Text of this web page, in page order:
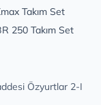
Takım Set
250 Takım Set
Özyurtlar 2-I